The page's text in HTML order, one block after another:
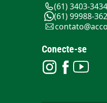
(61) 3403-3434
(61) 99988-
Conecte-se